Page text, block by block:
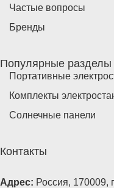
Частые вопросы
Бренды
Популярные разделы
Портативные
Комплекты
Солнечные панели
Контакты
Адрес: Россия, 170009,